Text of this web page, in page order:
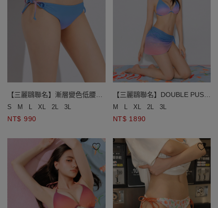
【三麗鷗聯名】漸層變色低腰側
綁帶泳褲
S M L XL 2L 3L
NT$ 990
【三麗鷗聯名】DOUBLE PUSH
漸層變色單綁帶比基尼
M L XL 2L 3L
NT$ 1890